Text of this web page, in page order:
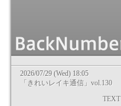
2026/07/29 (Wed) 18:05
「きれいレイキ通信」vol.130
TEXT